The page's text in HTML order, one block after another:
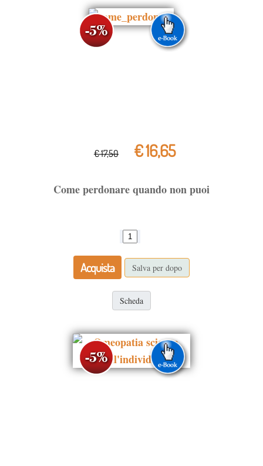
€ 17,50 € 16,65
Come perdonare quando non puoi
Acquista Salva per dopo
Scheda